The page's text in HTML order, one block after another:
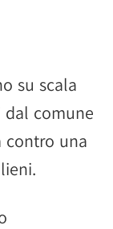
su scala
dal comune
contro una